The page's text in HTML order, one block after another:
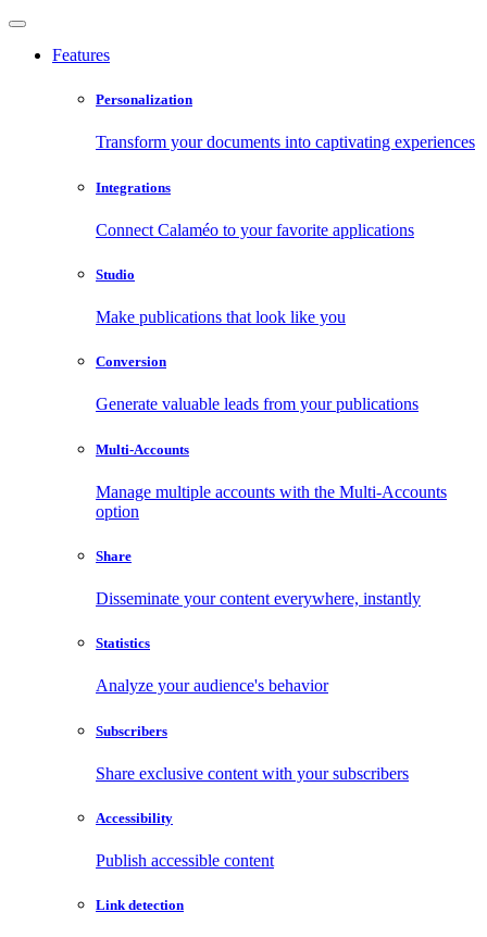
Features
Personalization
Transform your documents into captivating experiences
Integrations
Connect Calaméo to your favorite applications
Studio
Make publications that look like you
Conversion
Generate valuable leads from your publications
Multi-Accounts
Manage multiple accounts with the Multi-Accounts
option
Share
Disseminate your content everywhere, instantly
Statistics
Analyze your audience's behavior
Subscribers
Share exclusive content with your subscribers
Accessibility
Publish accessible content
Link detection